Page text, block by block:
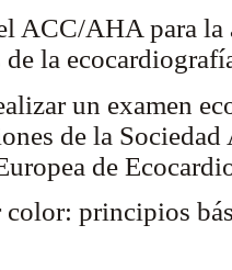
ACC/AHA para
la
un examen
de la
de
principios